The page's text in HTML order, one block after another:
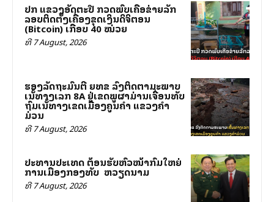
ປກສ ແຂວງອັດຕະປື ກວດພົບເຄືອຂ່າຍລັກ
ລອບຕິດຕັ້ງເຄື່ອງຂຸດເງິນດິຈິຕອນ
(Bitcoin) ເກືອບ 40 ໝ່ວຍ
ທີ 7 August, 2026
ຮອງລັດຖະມົນຕີ ຍທຂ ລົງຕິດຕາມສະພາບ
ເສັ້ນທາງເລກ 8A ຢູ່ເຂດພູຜາມ່ານເຈື່ອນທັບ
ຖົມເສັ້ນທາງເຂດເມືອງຄູນຄໍາ ແຂວງຄໍາ
ມ່ວນ
ທີ 7 August, 2026
ປະທານປະເທດ ຕ້ອນຮັບຫົວໜ້າກົມໃຫຍ່
ການເມືອງກອງທັບ ສສ ຫວຽດນາມ
ທີ 7 August, 2026